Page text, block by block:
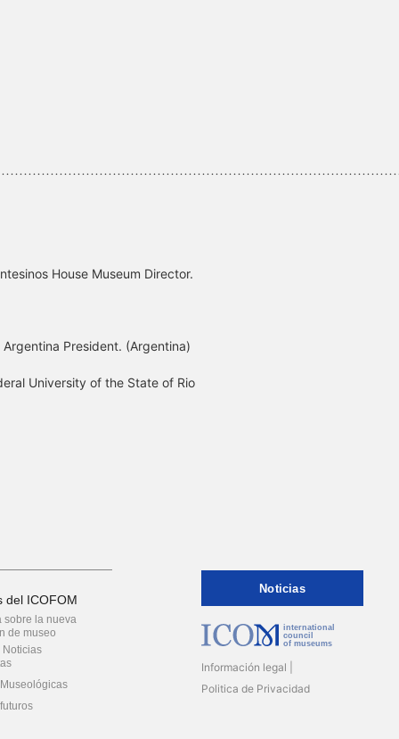
House Museum Director.
President. (Argentina)
University of the State of Rio
del ICOFOM
sobre la nueva
de museo
Noticias
Noticias
international
council
of museums
Información legal
Politica de Privacidad